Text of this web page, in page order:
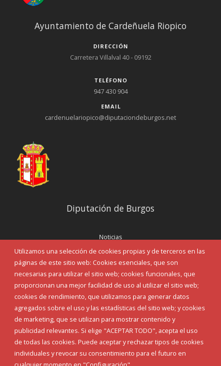
Utilizamos una selección de cookies propias y de terceros en las
páginas de este sitio web: Cookies esenciales, que son
necesarias para utilizar el sitio web; cookies funcionales, que
proporcionan una mejor facilidad de uso al utilizar el sitio web;
cookies de rendimiento, que utilizamos para generar datos
agregados sobre el uso y las estadísticas del sitio web; y cookies
de marketing, que se utilizan para mostrar contenido y
publicidad relevantes. Si elige "ACEPTAR TODO", acepta el uso
de todas las cookies. Puede aceptar y rechazar tipos de cookies
individuales y revocar su consentimiento para el futuro en
Ayuntamiento de Cardeñuela Riopico
DIRECCIÓN
Carretera Villalval 40 - 09192
TELÉFONO
947 430 904
EMAIL
cardenuelariopico@diputaciondeburgos.net
Diputación de Burgos
Noticias
Eventos
Corporación Municipal
Teléfonos de interés
INICIAR SESIÓN
MAPA WEB